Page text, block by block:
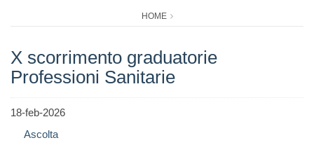
HOME
X scorrimento graduatorie
Professioni Sanitarie
18-feb-2026
Ascolta